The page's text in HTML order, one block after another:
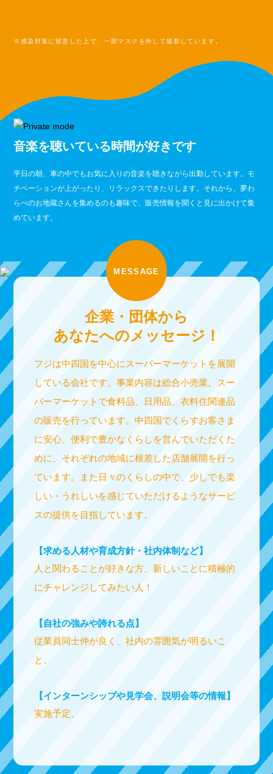
※感染対策に留意した上で、一部マスクを外して撮影しています。
音楽を聴いている時間が好きです
平日の朝、車の中でもお気に入りの音楽を聴きながら出勤しています。モ
チベーションが上がったり、リラックスできたりします。それから、夢わ
らべのお地蔵さんを集めるのも趣味で、販売情報を聞くと見に出かけて集
めています。
MESSAGE
企業・団体から
あなたへのメッセージ！
フジは中四国を中心にスーパーマーケットを展開
している会社です。事業内容は総合小売業。スー
パーマーケットで食料品、日用品、衣料住関連品
の販売を行っています。中四国でくらすお客さま
に安心、便利で豊かなくらしを営んでいただくた
めに、それぞれの地域に根差した店舗展開を行っ
ています。また日々のくらしの中で、少しでも楽
しい・うれしいを感じていただけるようなサービ
スの提供を目指しています。
【求める人材や育成方針・社内体制など】
人と関わることが好きな方、新しいことに積極的
にチャレンジしてみたい人！
【自社の強みや誇れる点】
従業員同士仲が良く、社内の雰囲気が明るいこ
と。
【インターンシップや見学会、説明会等の情報】
実施予定。